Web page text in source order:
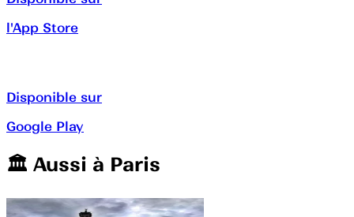
l'App Store
Disponible sur
Google Play
🏛️️ Aussi à Paris